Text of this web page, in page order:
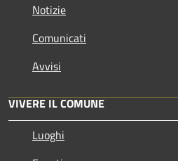
Notizie
Comunicati
Avvisi
VIVERE IL COMUNE
Luoghi